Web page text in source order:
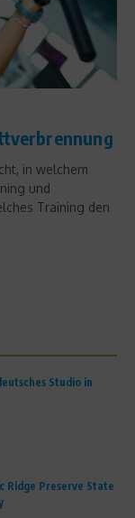
in welchem
und
Training den
Studio in
Ridge Preserve State